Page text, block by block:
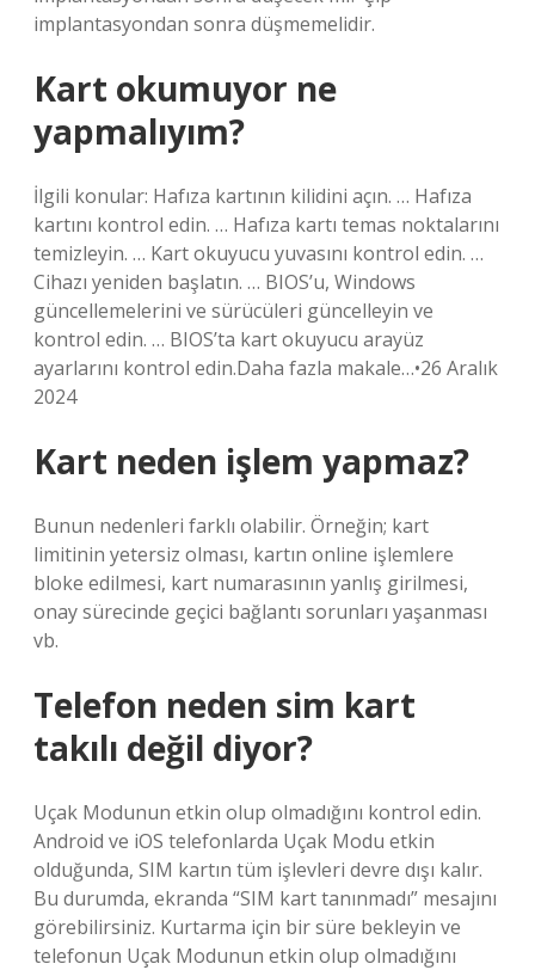
implantasyondan sonra düşmemelidir.
Kart okumuyor ne
yapmalıyım?
İlgili konular: Hafıza kartının kilidini açın. … Hafıza
kartını kontrol edin. … Hafıza kartı temas noktalarını
temizleyin. … Kart okuyucu yuvasını kontrol edin. …
Cihazı yeniden başlatın. … BIOS’u, Windows
güncellemelerini ve sürücüleri güncelleyin ve
kontrol edin. … BIOS’ta kart okuyucu arayüz
ayarlarını kontrol edin.Daha fazla makale…•26 Aralık
2024
Kart neden işlem yapmaz?
Bunun nedenleri farklı olabilir. Örneğin; kart
limitinin yetersiz olması, kartın online işlemlere
bloke edilmesi, kart numarasının yanlış girilmesi,
onay sürecinde geçici bağlantı sorunları yaşanması
vb.
Telefon neden sim kart
takılı değil diyor?
Uçak Modunun etkin olup olmadığını kontrol edin.
Android ve iOS telefonlarda Uçak Modu etkin
olduğunda, SIM kartın tüm işlevleri devre dışı kalır.
Bu durumda, ekranda “SIM kart tanınmadı” mesajını
görebilirsiniz. Kurtarma için bir süre bekleyin ve
telefonun Uçak Modunun etkin olup olmadığını